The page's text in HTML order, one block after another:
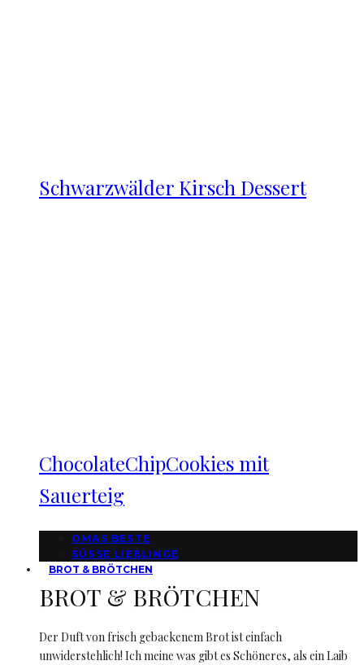
Schwarzwälder Kirsch Dessert
ChocolateChipCookies mit
Sauerteig
OMAS BESTE
SÜSSE LIEBLINGE
BROT & BRÖTCHEN
BROT & BRÖTCHEN
Der Duft von frisch gebackenem Brot ist einfach
unwiderstehlich! Ich meine was gibt es Schöneres, als ein Laib